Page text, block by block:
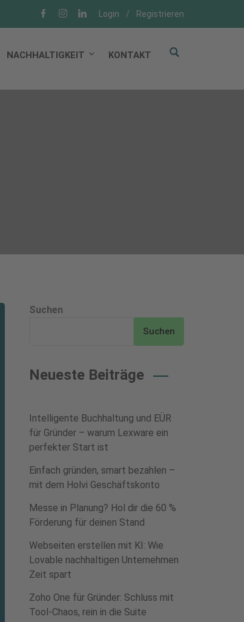
Login / Registrieren
NACHHALTIGKEIT KONTAKT
Suchen
Suchen
Neueste Beiträge
Intelligente Buchhaltung und EÜR
für Gründer – warum Lexware ein
perfekter Start ist
Einfach gründen, smart bezahlen –
mit dem Holvi Geschäftskonto
Messe in Planung? Hol dir die 60 %
Förderung für deinen Stand
Webseiten erstellen mit KI: Wie
Lovable nachhaltigen Unternehmen
Zeit spart
Zoho One für Gründer: Schluss mit
Tool-Chaos, rein in die Suite